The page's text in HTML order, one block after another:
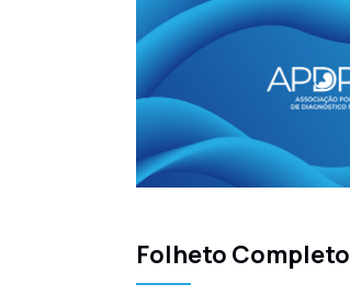
Folheto Completo